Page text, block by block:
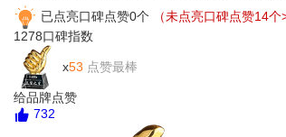
已点亮口碑点赞0个
（未点亮口碑点赞14个
1278口碑指数
x53 点赞最棒
给品牌点赞
732